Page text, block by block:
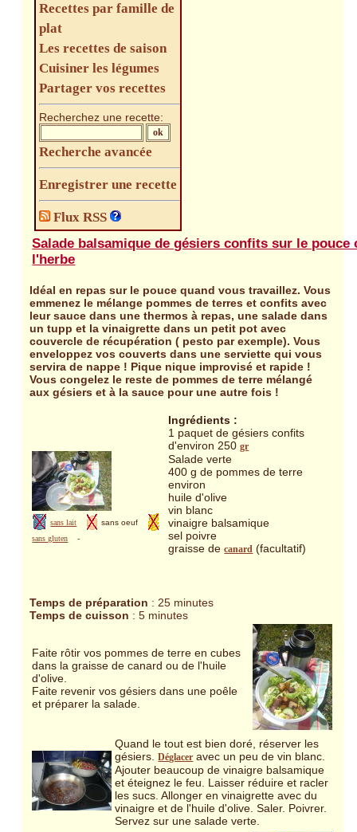
Recettes par famille de
plat
Les recettes de saison
Cuisiner les légumes
Partager vos recettes
Recherchez une recette:
Recherche avancée
Enregistrer une recette
Flux RSS
Salade balsamique de gésiers confits sur le pouce
l'herbe
Idéal en repas sur le pouce quand vous travaillez. Vous
emmenez le mélange pommes de terres et confits avec
leur sauce dans une thermos à repas, une salade dans
un tupp et la vinaigrette dans un petit pot avec
couvercle de récupération ( pesto par exemple). Vous
enveloppez vos couverts dans une serviette qui vous
servira de nappe ! Pique nique improvisé et rapide !
Vous congelez le reste de pommes de terre mélangé
aux gésiers et à la sauce pour une autre fois !
sans lait
sans oeuf
sans gluten
-
Ingrédients :
1 paquet de gésiers confits
d'environ 250gr
Salade verte
400 g de pommes de terre
environ
huile d'olive
vin blanc
vinaigre balsamique
sel poivre
graisse decanard (facultatif)
Temps de préparation : 25 minutes
Temps de cuisson : 5 minutes
Faite rôtir vos pommes de terre en cubes
dans la graisse de canard ou de l'huile
d'olive.
Faite revenir vos gésiers dans une poêle
et préparer la salade.
Quand le tout est bien doré, réserver les
gésiers.Déglacer avec un peu de vin blanc.
Ajouter beaucoup de vinaigre balsamique
et éteignez le feu. Laisser réduire et racler
les sucs. Allonger en vinaigrette avec du
vinaigre et de l'huile d'olive. Saler. Poivrer.
Servez sur une salade verte.